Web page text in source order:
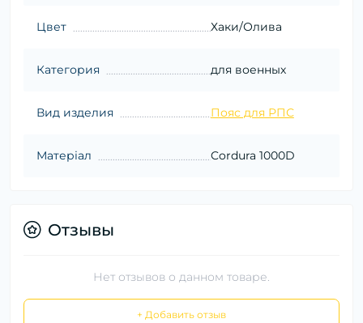
Цвет Хаки/Олива
Категория для военных
Вид изделия Пояс для РПС
Матеріал Cordura 1000D
Отзывы
Нет отзывов о данном товаре.
+ Добавить отзыв